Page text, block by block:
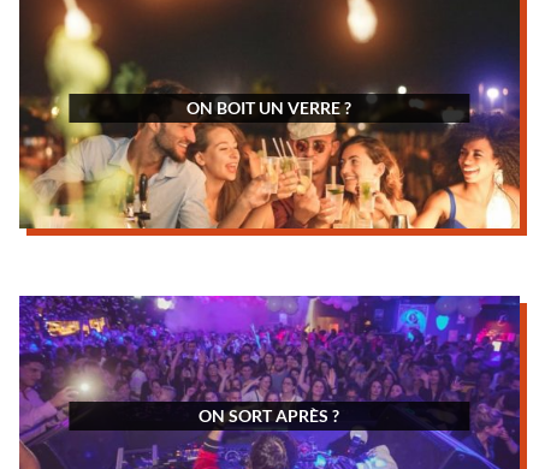
ON BOIT UN VERRE ?
ON SORT APRÈS ?